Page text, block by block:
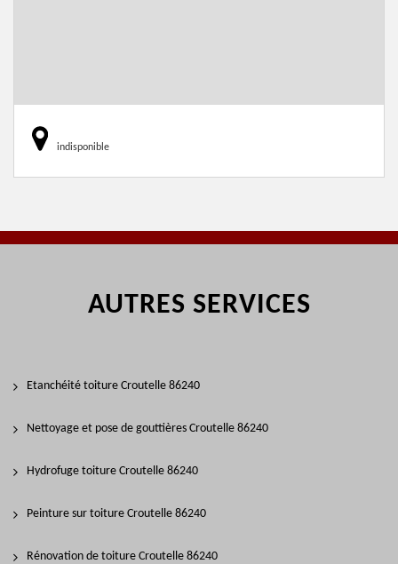
indisponible
AUTRES SERVICES
Etanchéité toiture Croutelle 86240
Nettoyage et pose de gouttières Croutelle 86240
Hydrofuge toiture Croutelle 86240
Peinture sur toiture Croutelle 86240
Rénovation de toiture Croutelle 86240